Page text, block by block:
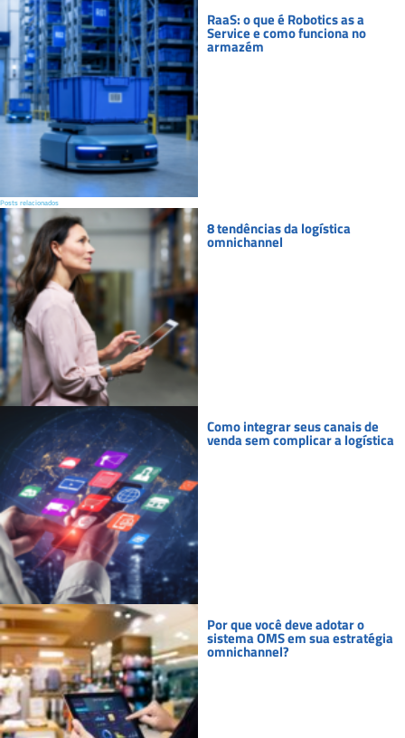
RaaS: o que é Robotics as a
Service e como funciona no
armazém
Posts relacionados
8 tendências da logística
omnichannel
Como integrar seus canais de
venda sem complicar a logística
Por que você deve adotar o
sistema OMS em sua estratégia
omnichannel?